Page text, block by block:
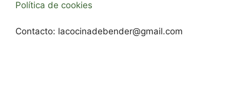
Política de cookies
Contacto: lacocinadebender@gmail.com